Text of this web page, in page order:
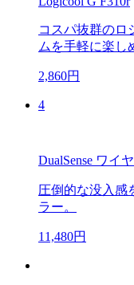
コスパ抜群のロ
ムを手軽に楽し
2,860円
4
DualSense ワイ
圧倒的な没入感
ラー。
11,480円